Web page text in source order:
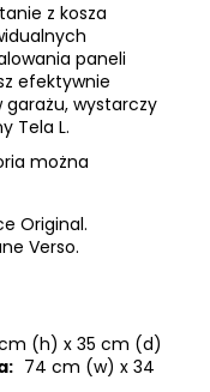
z kosza
paneli
efektywnie
wystarczy
Tela L.
można
Original.
Verso.
(h) x 35 cm (d)
74 cm (w) x 34